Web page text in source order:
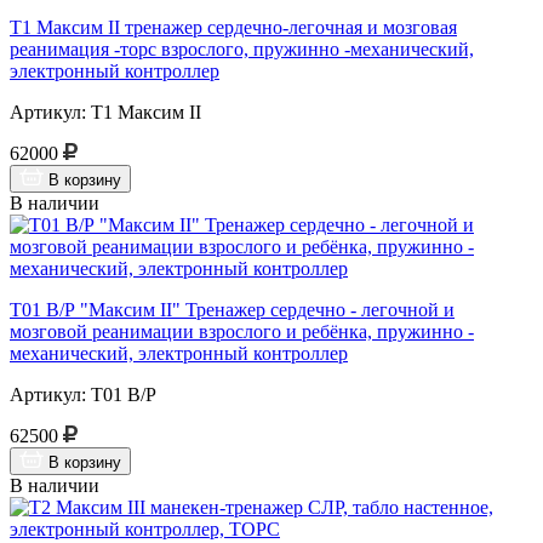
Т1 Максим II тренажер сердечно-легочная и мозговая
реанимация -торс взрослого, пружинно -механический,
электронный контроллер
Артикул: Т1 Максим II
62000
В корзину
В наличии
Т01 В/Р "Максим II" Тренажер сердечно - легочной и
мозговой реанимации взрослого и ребёнка, пружинно -
механический, электронный контроллер
Артикул: Т01 В/Р
62500
В корзину
В наличии